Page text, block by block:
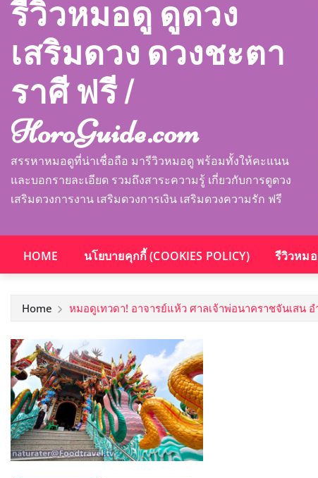
รีวิวหมอดู ดูดวง
เสริมดวง ดวงชะตา
ราศี ฟรี |
HoroGuide.com
สรรหาหมอดูที่น่าเชื่อถือ มารีวิวหมอดู พร้อมทั้งให้คะแนน
และบอกรายละเอียด รวมถึงสาระความรู้ เกี่ยวกับการดูดวง
เสริมดวงการงาน เสริมดวงการเงิน เสริมดวงความรัก ฟรี
HOME นโยบายคุกกี้ (COOKIES POLICY) รีวิวหม
Home หมอดูเทวดา! อาจารย์แห้ว ศาลเจ้าพ่อนาคราชจันเสน